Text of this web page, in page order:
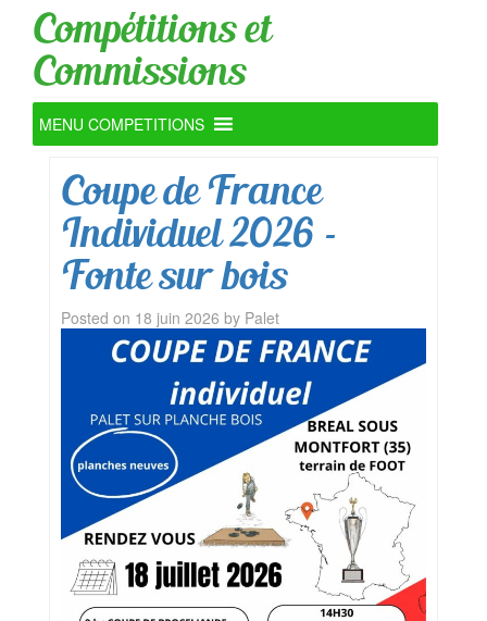
Compétitions et
Commissions
MENU COMPETITIONS
Coupe de France
Individuel 2026 –
Fonte sur bois
Posted on 18 juin 2026 by Palet